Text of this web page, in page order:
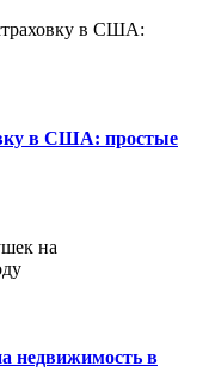
в США: простые
недвижимость в